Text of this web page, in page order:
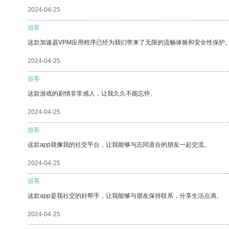
2024-04-25
游客
这款加速器VPM应用程序已经为我们带来了无限的流畅体验和安全性保护
2024-04-25
游客
这款游戏的剧情非常感人，让我久久不能忘怀。
2024-04-25
游客
这款app就像我的社交平台，让我能够与志同道合的朋友一起交流。
2024-04-25
游客
这款app是我社交的好帮手，让我能够与朋友保持联系，分享生活点滴。
2024-04-25